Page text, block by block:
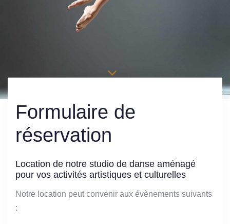
Formulaire de
réservation
Location de notre studio de danse aménagé
pour vos activités artistiques et culturelles
Notre location peut convenir aux évènements suivants
: